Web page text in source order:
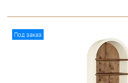
Под заказ